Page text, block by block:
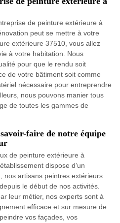
de peinture extérieure à
peut se mettre à votre
extérieure 37510, vous allez
à votre habitation. Nous
pour que le rendu soit
de votre bâtiment soit comme
nécessaire pour entreprendre
nous pouvons manier tous
de toutes les gammes de
faire de notre équipe
de peinture extérieure à
dispose d’un
nos artisans peintres extérieurs
le début de nos activités.
leur métier, nos experts sont à
efficace et sur mesure de
vos façades, vos